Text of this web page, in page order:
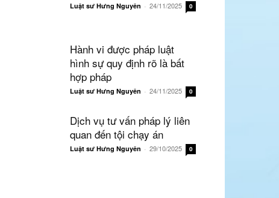
Luật sư Hưng Nguyên - 24/11/2025 0
Hành vi được pháp luật
hình sự quy định rõ là bất
hợp pháp
Luật sư Hưng Nguyên - 24/11/2025 0
Dịch vụ tư vấn pháp lý liên
quan đến tội chạy án
Luật sư Hưng Nguyên - 29/10/2025 0